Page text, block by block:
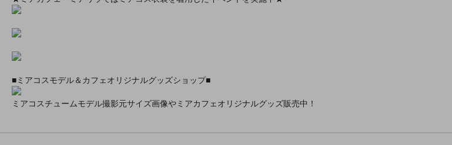
■ミアコスモデル＆カフェオリジナルグッズショップ■
ミアコスチュームモデル撮影元サイズ画像やミアカフェオリジナルグッズ販売中！